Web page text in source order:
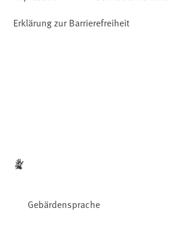
Erklärung zur Barrierefreiheit
Gebärdensprache